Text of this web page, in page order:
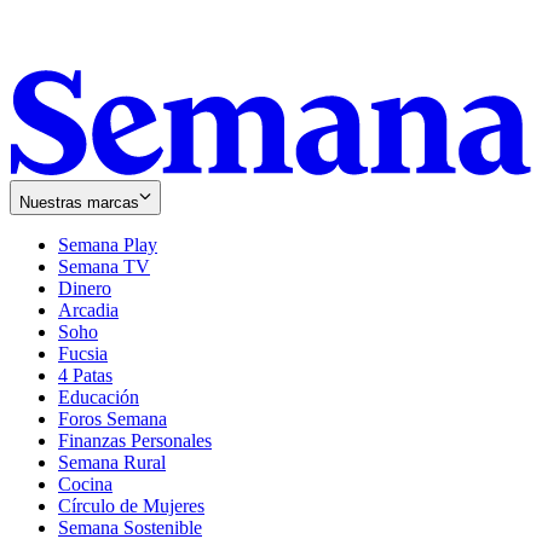
Nuestras marcas
Semana Play
Semana TV
Dinero
Arcadia
Soho
in
new
window
Fucsia
in
new
window
4 Patas
Educación
Foros Semana
Finanzas Personales
Semana Rural
Cocina
Círculo de Mujeres
Semana Sostenible